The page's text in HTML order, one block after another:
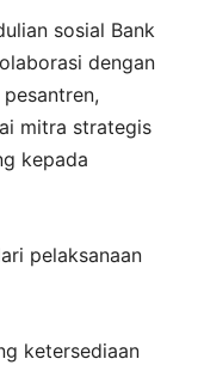
sosial Bank
dengan
mitra strategis
kepada
pelaksanaan
ketersediaan